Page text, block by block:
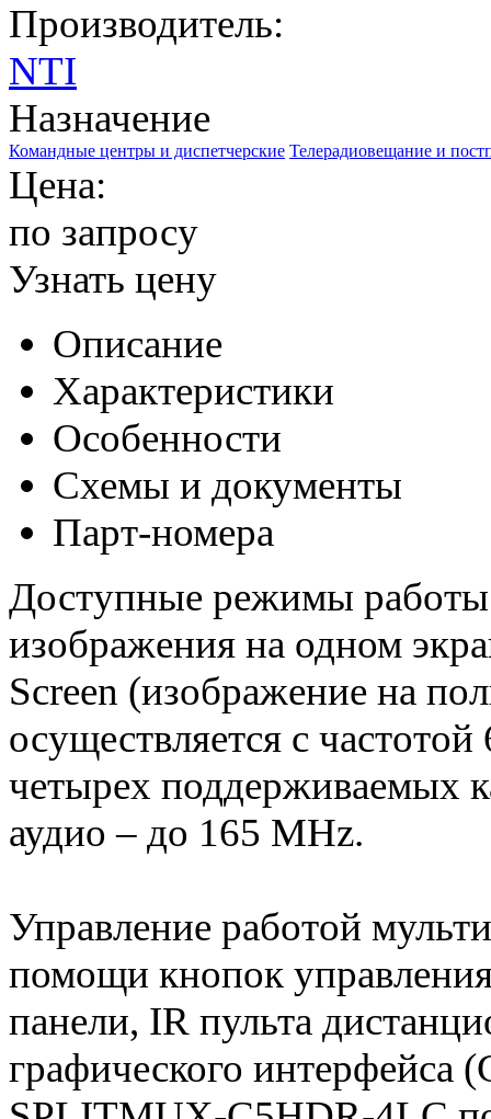
Производитель:
NTI
Назначение
Командные центры и диспетчерские Телерадиовещание и
Цена:
по запросу
Узнать цену
Описание
Характеристики
Особенности
Схемы и документы
Парт-номера
Доступные режимы работы
изображения на одном
Screen (изображение на
осуществляется с
четырех поддерживаемых
аудио – до 165 MHz.
Управление работой
помощи кнопок
панели, IR пульта
графического интерфейса